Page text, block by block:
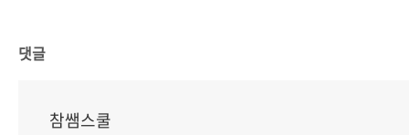
댓글
참쌤스쿨